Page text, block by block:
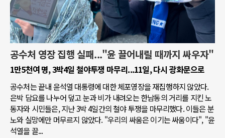
공수처 영장 집행 실패..."윤 끌어내릴 때까지 싸우자"
1만5천여 명, 3박4일 철야투쟁 마무리...11일, 다시 광화문으로
공수처는 끝내 윤석열 대통령에 대한 체포영장을 재집행하지 않았다.
은박 담요를 나누어 덮고 눈과 비가 내려오는 한남동의 거리를 지킨 노
동자와 시민들은, 지난 3박 4일간의 철야 투쟁을 마무리했다. 이들은 분
노와 실망에만 머무르지 않았다. "우리의 싸움은 이기는 싸움이다", "윤
석열을 끌...